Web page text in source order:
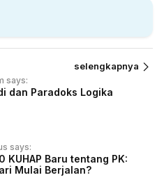
selengkapnya
says:
dan Paradoks Logika
says:
KUHAP Baru tentang PK:
Mulai Berjalan?